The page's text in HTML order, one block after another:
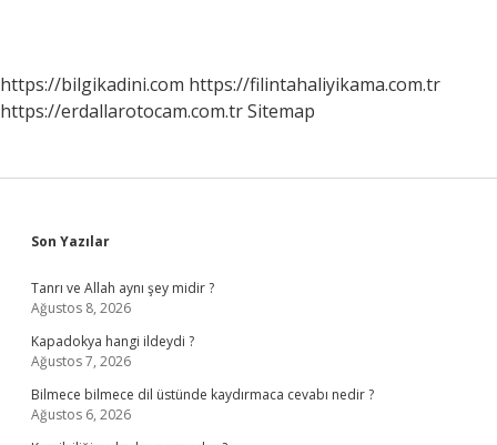
https://bilgikadini.com https://filintahaliyikama.com.tr
https://erdallarotocam.com.trSitemap
Sidebar
Son Yazılar
Tanrı ve Allah aynı şey midir ?
Ağustos 8, 2026
Kapadokya hangi ildeydi ?
Ağustos 7, 2026
Bilmece bilmece dil üstünde kaydırmaca cevabı nedir ?
Ağustos 6, 2026